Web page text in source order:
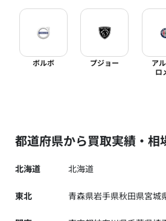
ボルボ プジョー
ア
ロ
都道府県から買取実績・相
北海道 北海道
東北 青森県岩手県秋田県宮城